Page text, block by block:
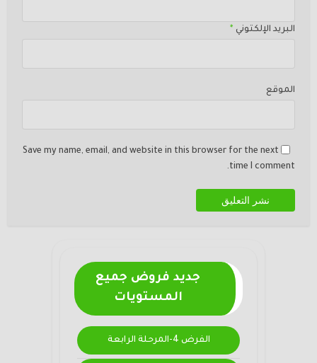
البريد الإلكتوني *
الموقع
Save my name, email, and website in this browser for the next
time I comment.
جديد فروض جميع
المستويات
الفرض 4-المرحلة الرابعة